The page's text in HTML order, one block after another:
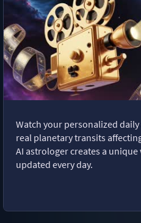
Watch your personalized
real planetary transits
AI astrologer creates a
updated every day.